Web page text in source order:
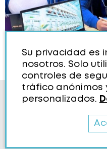
Su privacidad es
nosotros. Solo
controles de
tráfico anónimos
personalizados.